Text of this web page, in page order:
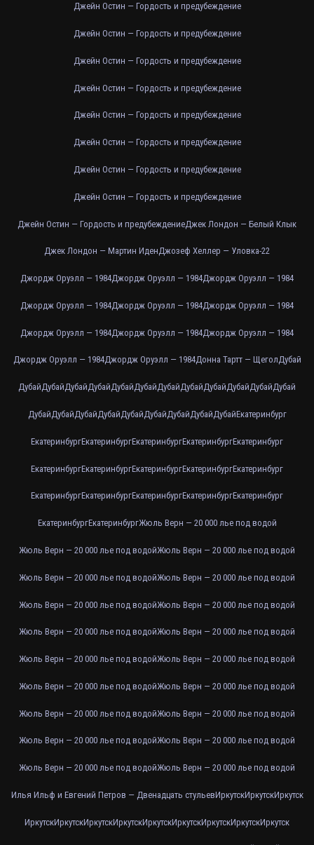
Джейн Остин — Гордость и предубеждение
Джейн Остин — Гордость и предубеждение
Джейн Остин — Гордость и предубеждение
Джейн Остин — Гордость и предубеждение
Джейн Остин — Гордость и предубеждение
Джейн Остин — Гордость и предубеждение
Джейн Остин — Гордость и предубеждение
Джейн Остин — Гордость и предубеждение
Джейн Остин — Гордость и предубеждениеДжек Лондон — Белый Клык
Джек Лондон — Мартин ИденДжозеф Хеллер — Уловка-22
Джордж Оруэлл — 1984Джордж Оруэлл — 1984Джордж Оруэлл — 1984
Джордж Оруэлл — 1984Джордж Оруэлл — 1984Джордж Оруэлл — 1984
Джордж Оруэлл — 1984Джордж Оруэлл — 1984Джордж Оруэлл — 1984
Джордж Оруэлл — 1984Джордж Оруэлл — 1984Донна Тартт — ЩеголДубай
ДубайДубайДубайДубайДубайДубайДубайДубайДубайДубайДубайДубай
ДубайДубайДубайДубайДубайДубайДубайДубайДубайЕкатеринбург
ЕкатеринбургЕкатеринбургЕкатеринбургЕкатеринбургЕкатеринбург
ЕкатеринбургЕкатеринбургЕкатеринбургЕкатеринбургЕкатеринбург
ЕкатеринбургЕкатеринбургЕкатеринбургЕкатеринбургЕкатеринбург
ЕкатеринбургЕкатеринбургЖюль Верн — 20 000 лье под водой
Жюль Верн — 20 000 лье под водойЖюль Верн — 20 000 лье под водой
Жюль Верн — 20 000 лье под водойЖюль Верн — 20 000 лье под водой
Жюль Верн — 20 000 лье под водойЖюль Верн — 20 000 лье под водой
Жюль Верн — 20 000 лье под водойЖюль Верн — 20 000 лье под водой
Жюль Верн — 20 000 лье под водойЖюль Верн — 20 000 лье под водой
Жюль Верн — 20 000 лье под водойЖюль Верн — 20 000 лье под водой
Жюль Верн — 20 000 лье под водойЖюль Верн — 20 000 лье под водой
Жюль Верн — 20 000 лье под водойЖюль Верн — 20 000 лье под водой
Жюль Верн — 20 000 лье под водойЖюль Верн — 20 000 лье под водой
Илья Ильф и Евгений Петров — Двенадцать стульевИркутскИркутскИркутск
ИркутскИркутскИркутскИркутскИркутскИркутскИркутскИркутскИркутск